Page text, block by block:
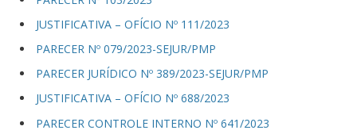
JUSTIFICATIVA – OFÍCIO Nº 111/2023
PARECER Nº 079/2023-SEJUR/PMP
PARECER JURÍDICO Nº 389/2023-SEJUR/PMP
JUSTIFICATIVA – OFÍCIO Nº 688/2023
PARECER CONTROLE INTERNO Nº 641/2023